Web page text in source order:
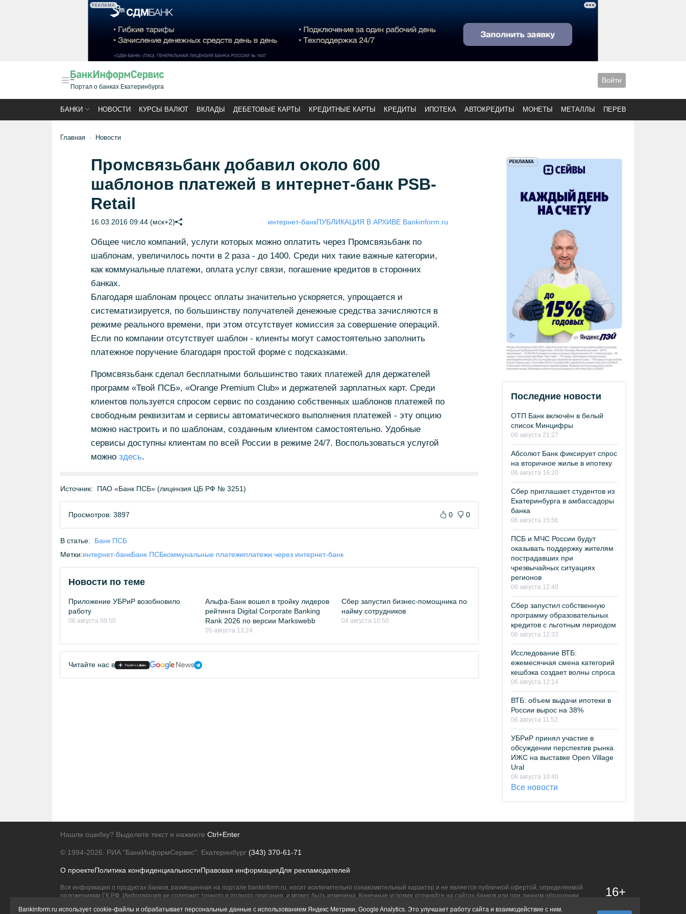
РЕКЛАМА
Портал о банках Екатеринбурга
Войти
БАНКИ НОВОСТИ КУРСЫ ВАЛЮТ ВКЛАДЫ ДЕБЕТОВЫЕ КАРТЫ КРЕДИТНЫЕ КАРТЫ КРЕДИТЫ ИПОТЕКА АВТОКРЕДИТЫ МОНЕТЫ МЕТАЛЛЫ ПЕРЕВОДЫ
Главная Новости
Промсвязьбанк добавил около 600
шаблонов платежей в интернет-банк PSB-
Retail
16.03.2016 09:44 (мск+2) интернет-банкПУБЛИКАЦИЯ В АРХИВЕ Bankinform.ru
Общее число компаний, услуги которых можно оплатить через Промсвязьбанк по
шаблонам, увеличилось почти в 2 раза - до 1400. Среди них такие важные категории,
как коммунальные платежи, оплата услуг связи, погашение кредитов в сторонних
банках.
Благодаря шаблонам процесс оплаты значительно ускоряется, упрощается и
систематизируется, по большинству получателей денежные средства зачисляются в
режиме реального времени, при этом отсутствует комиссия за совершение операций.
Если по компании отсутствует шаблон - клиенты могут самостоятельно заполнить
платежное поручение благодаря простой форме с подсказками.
Промсвязьбанк сделал бесплатными большинство таких платежей для держателей
программ «Твой ПСБ», «Orange Premium Club» и держателей зарплатных карт. Среди
клиентов пользуется спросом сервис по созданию собственных шаблонов платежей по
свободным реквизитам и сервисы автоматического выполнения платежей - эту опцию
можно настроить и по шаблонам, созданным клиентом самостоятельно. Удобные
сервисы доступны клиентам по всей России в режиме 24/7. Воспользоваться услугой
можно здесь.
Источник: ПАО «Банк ПСБ» (лицензия ЦБ РФ № 3251)
Просмотров: 3897 0 0
В статье:
Банк ПСБ
Метки:интернет-банкБанк ПСБкоммунальные платежиплатежи через интернет-банк
Новости по теме
Приложение УБРиР возобновило
работу
06 августа 09:50
Альфа-Банк вошел в тройку лидеров
рейтинга Digital Corporate Banking
Rank 2026 по версии Markswebb
05 августа 13:24
Сбер запустил бизнес-помощника по
найму сотрудников
04 августа 10:50
Читайте нас в
Последние новости
ОТП Банк включён в белый
список Минцифры
06 августа 21:27
Абсолют Банк фиксирует спрос
на вторичное жилье в ипотеку
06 августа 16:20
Сбер приглашает студентов из
Екатеринбурга в амбассадоры
банка
06 августа 15:56
ПСБ и МЧС России будут
оказывать поддержку жителям
пострадавших при
чрезвычайных ситуациях
регионов
06 августа 12:40
Сбер запустил собственную
программу образовательных
кредитов с льготным периодом
06 августа 12:33
Исследование ВТБ:
ежемесячная смена категорий
кешбэка создает волны спроса
06 августа 12:14
ВТБ: объем выдачи ипотеки в
России вырос на 38%
06 августа 11:52
УБРиР принял участие в
обсуждении перспектив рынка
ИЖС на выставке Open Village
Ural
06 августа 10:40
Все новости
Нашли ошибку? Выделите текст и нажмите Ctrl+Enter
© 1994-2026. РИА "БанкИнформСервис". Екатеринбург (343) 370-61-71
О проектеПолитика конфиденциальностиПравовая информацияДля рекламодателей
Вся информация о продуктах банков, размещенная на портале bankinform.ru, носит исключительно ознакомительный характер и не является публичной офертой, определяемой
положениями ГК РФ. Информация не содержит точного и полного описания, и может быть изменена. Конечные условия уточняйте на сайтах банков или при личном обращении.
16+
Bankinform.ru использует cookie-файлы и обрабатывает персональные данные с использованием Яндекс Метрики, Google Analytics. Это улучшает работу сайта и взаимодействие с ним.